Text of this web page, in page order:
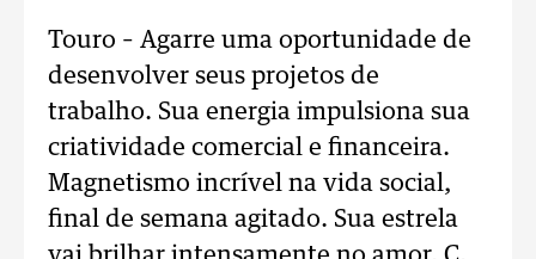
Touro – Agarre uma oportunidade de
desenvolver seus projetos de
trabalho. Sua energia impulsiona sua
criatividade comercial e financeira.
Magnetismo incrível na vida social,
final de semana agitado. Sua estrela